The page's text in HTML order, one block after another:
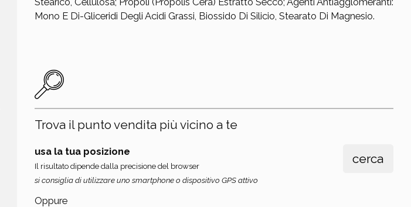
Mono E Di-Gliceridi Degli Acidi Grassi, Biossido Di Silicio, Stearato Di Magnesio.
Trova il punto vendita più vicino a te
usa la tua posizione
Il risultato dipende dalla precisione del browser
si consiglia di utilizzare uno smartphone o dispositivo GPS attivo
Oppure